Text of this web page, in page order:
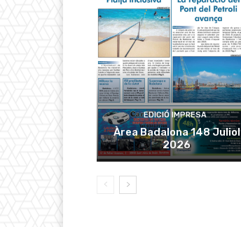
EDICIÓ IMPRESA
Àrea Badalona 148 Juliol
2026